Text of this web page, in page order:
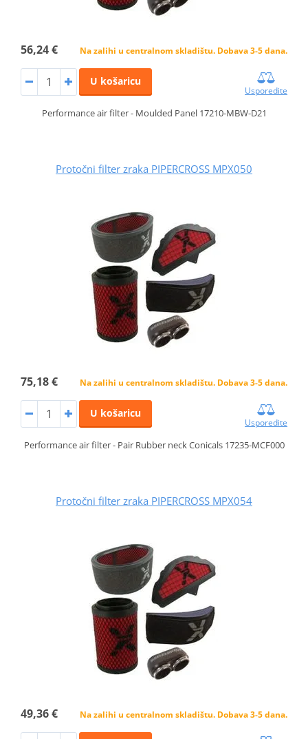
56,24 € Na zalihi u centralnom skladištu. Dobava 3-5 dana.
U košaricu
Usporedite
Performance air filter - Moulded Panel 17210-MBW-D21
Protočni filter zraka PIPERCROSS MPX050
75,18 € Na zalihi u centralnom skladištu. Dobava 3-5 dana.
U košaricu
Usporedite
Performance air filter - Pair Rubber neck Conicals 17235-MCF000
Protočni filter zraka PIPERCROSS MPX054
49,36 € Na zalihi u centralnom skladištu. Dobava 3-5 dana.